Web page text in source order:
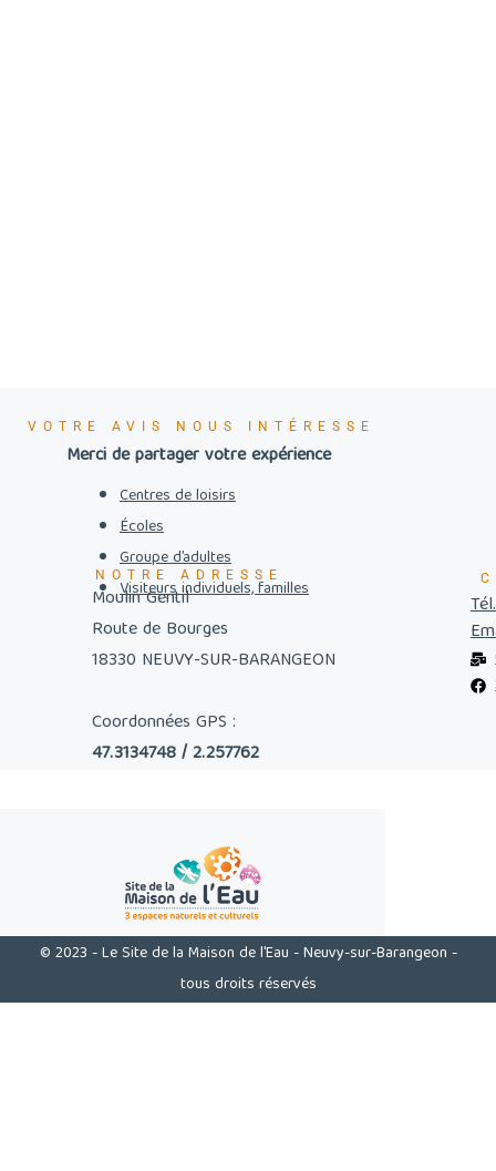
VOTRE AVIS NOUS INTÉRESSE
Merci de partager votre expérience
Centres de loisirs
Écoles
Groupe d’adultes
Visiteurs individuels, familles
NOTRE ADRESSE
Moulin Gentil
Route de Bourges
18330 NEUVY-SUR-BARANGEON
Coordonnées GPS :
47.3134748 / 2.257762
© 2023 - Le Site de la Maison de l'Eau - Neuvy-sur-Barangeon -
tous droits réservés